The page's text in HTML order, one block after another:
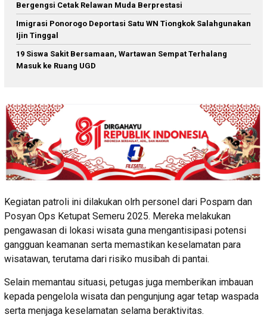
Bergengsi Cetak Relawan Muda Berprestasi
Imigrasi Ponorogo Deportasi Satu WN Tiongkok Salahgunakan
Ijin Tinggal
19 Siswa Sakit Bersamaan, Wartawan Sempat Terhalang
Masuk ke Ruang UGD
Kegiatan patroli ini dilakukan olrh personel dari Pospam dan
Posyan Ops Ketupat Semeru 2025. Mereka melakukan
pengawasan di lokasi wisata guna mengantisipasi potensi
gangguan keamanan serta memastikan keselamatan para
wisatawan, terutama dari risiko musibah di pantai.
Selain memantau situasi, petugas juga memberikan imbauan
kepada pengelola wisata dan pengunjung agar tetap waspada
serta menjaga keselamatan selama beraktivitas.